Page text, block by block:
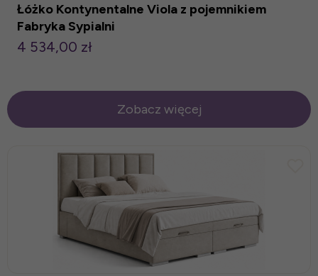
Łóżko Kontynentalne Viola z pojemnikiem
Fabryka Sypialni
4 534,00 zł
Zobacz więcej